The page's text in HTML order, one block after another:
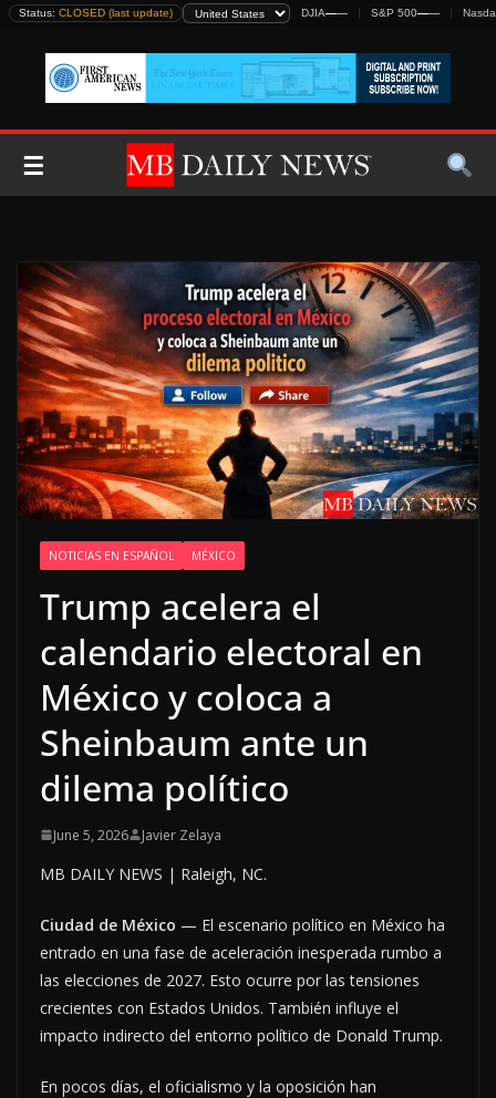
Skip
content
Status: CLOSED (last update) DJIA—— S&P 500——
☰
NOTICIAS EN ESPAÑOL MÉXICO
Trump acelera el
calendario electoral en
México y coloca a
Sheinbaum ante un
dilema político
June 5, 2026 Javier Zelaya
MB DAILY NEWS | Raleigh, NC.
Ciudad de México — El escenario político en México ha
entrado en una fase de aceleración inesperada rumbo a
las elecciones de 2027. Esto ocurre por las tensiones
crecientes con Estados Unidos. También influye el
impacto indirecto del entorno político de Donald Trump.
En pocos días, el oficialismo y la oposición han